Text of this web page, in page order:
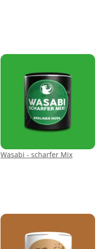
Wasabi - scharfer Mix